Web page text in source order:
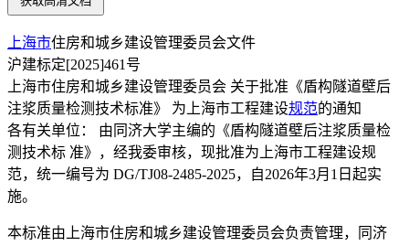
上海市住房和城乡建设管理委员会文件
沪建标定[2025]461号
上海市住房和城乡建设管理委员会 关于批准《盾构隧道壁后
注浆质量检测技术标准》 为上海市工程建设规范的通知
各有关单位： 由同济大学主编的《盾构隧道壁后注浆质量检
测技术标 准》，经我委审核，现批准为上海市工程建设规
范，统一编号为 DG/TJ08-2485-2025，自2026年3月1日起实
施。
本标准由上海市住房和城乡建设管理委员会负责管理，同济